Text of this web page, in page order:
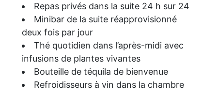
Repas privés dans la suite 24 h sur 24
Minibar de la suite réapprovisionné
deux fois par jour
Thé quotidien dans l’après-midi avec
infusions de plantes vivantes
Bouteille de téquila de bienvenue
Refroidisseurs à vin dans la chambre